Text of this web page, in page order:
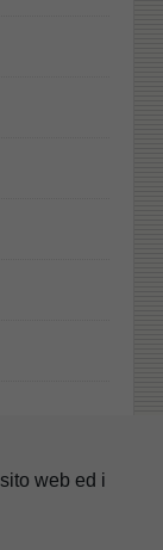
web ed i